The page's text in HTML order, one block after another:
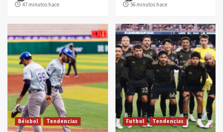
47 minutos hace
56 minutos hace
Béisbol Tendencias Futbol Tendencias